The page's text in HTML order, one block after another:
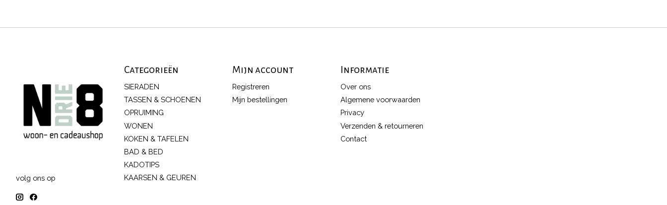
volg ons op
Categorieën
SIERADEN
TASSEN & SCHOENEN
OPRUIMING
WONEN
KOKEN & TAFELEN
BAD & BED
KADOTIPS
KAARSEN & GEUREN
Mijn account
Registreren
Mijn bestellingen
Informatie
Over ons
Algemene voorwaarden
Privacy
Verzenden & retourneren
Contact